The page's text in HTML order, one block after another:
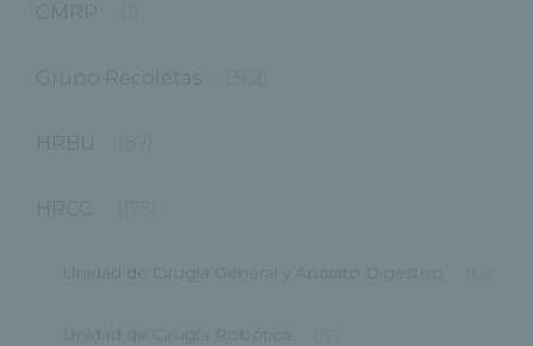
CMRP
Grupo Recoletas
HRBU
HRCG
Unidad de Cirugía General y Aparato Digestivo
Unidad de Cirugía Robótica